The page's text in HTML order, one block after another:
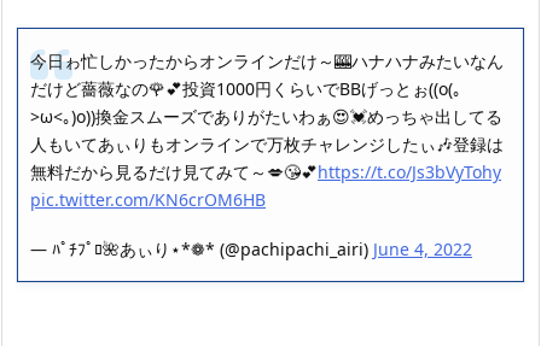
今日ゎ忙しかったからオンラインだけ～🎰ハナハナみたいなん
だけど薔薇なの🌹💕投資1000円くらいでBBげっとぉ((o(｡
>ω<｡)o))換金スムーズでありがたいわぁ😍💓めっちゃ出してる
人もいてあぃりもオンラインで万枚チャレンジしたぃ🎶登録は
無料だから見るだけ見てみて～💋😘💕https://t.co/Js3bVyTohy
pic.twitter.com/KN6crOM6HB
— ﾊﾟﾁﾌﾟﾛ🌺あぃり⋆*❁* (@pachipachi_airi) June 4, 2022